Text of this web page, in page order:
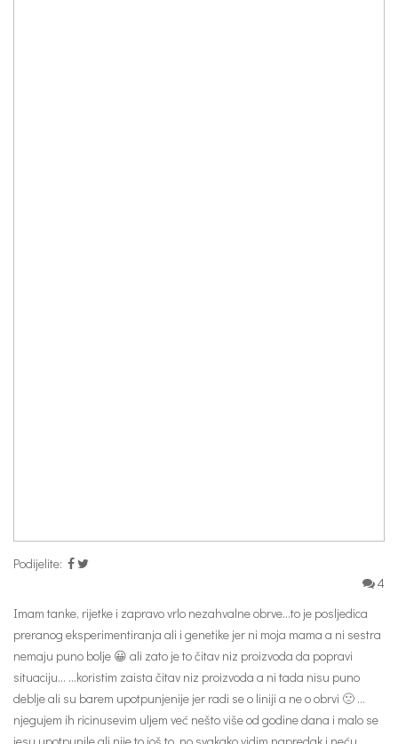
Podijelite:
4
Imam tanke, rijetke i zapravo vrlo nezahvalne obrve…to je posljedica
preranog eksperimentiranja ali i genetike jer ni moja mama a ni sestra
nemaju puno bolje 😀 ali zato je to čitav niz proizvoda da popravi
situaciju… …koristim zaista čitav niz proizvoda a ni tada nisu puno
deblje ali su barem upotpunjenije jer radi se o liniji a ne o obrvi 🙁 …
njegujem ih ricinusevim uljem već nešto više od godine dana i malo se